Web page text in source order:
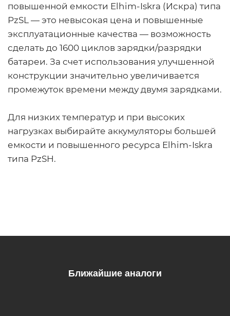
повышенной емкости Elhim-Iskra (Искра) типа
PzSL — это невысокая цена и повышенные
эксплуатационные качества — возможность
сделать до 1600 циклов зарядки/разрядки
батареи. За счет использования улучшенной
конструкции значительно увеличивается
промежуток времени между двумя зарядками.
Для низких температур и при высоких
нагрузках выбирайте аккумуляторы большей
емкости и повышенного ресурса Elhim-Iskra
типа PzSH.
Ближайшие аналоги